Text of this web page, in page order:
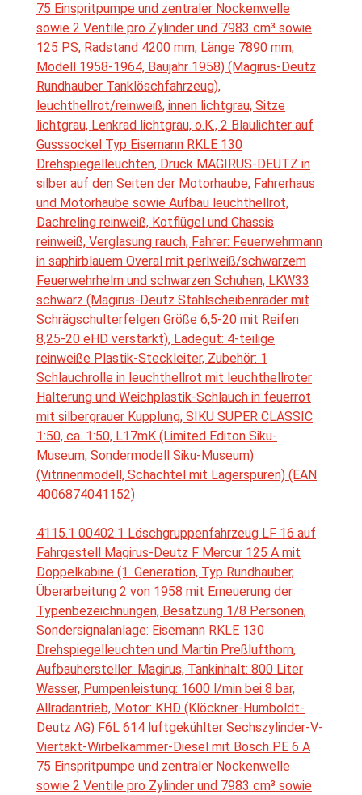
75 Einspritpumpe und zentraler Nockenwelle
sowie 2 Ventile pro Zylinder und 7983 cm³ sowie
125 PS, Radstand 4200 mm, Länge 7890 mm,
Modell 1958-1964, Baujahr 1958) (Magirus-Deutz
Rundhauber Tanklöschfahrzeug),
leuchthellrot/reinweiß, innen lichtgrau, Sitze
lichtgrau, Lenkrad lichtgrau, o.K., 2 Blaulichter auf
Gusssockel Typ Eisemann RKLE 130
Drehspiegelleuchten, Druck MAGIRUS-DEUTZ in
silber auf den Seiten der Motorhaube, Fahrerhaus
und Motorhaube sowie Aufbau leuchthellrot,
Dachreling reinweiß, Kotflügel und Chassis
reinweiß, Verglasung rauch, Fahrer: Feuerwehrmann
in saphirblauem Overal mit perlweiß/schwarzem
Feuerwehrhelm und schwarzen Schuhen, LKW33
schwarz (Magirus-Deutz Stahlscheibenräder mit
Schrägschulterfelgen Größe 6,5-20 mit Reifen
8,25-20 eHD verstärkt), Ladegut: 4-teilige
reinweiße Plastik-Steckleiter, Zubehör: 1
Schlauchrolle in leuchthellrot mit leuchthellroter
Halterung und Weichplastik-Schlauch in feuerrot
mit silbergrauer Kupplung, SIKU SUPER CLASSIC
1:50, ca. 1:50, L17mK (Limited Editon Siku-
Museum, Sondermodell Siku-Museum)
(Vitrinenmodell, Schachtel mit Lagerspuren) (EAN
4006874041152)
4115.1 00402.1 Löschgruppenfahrzeug LF 16 auf
Fahrgestell Magirus-Deutz F Mercur 125 A mit
Doppelkabine (1. Generation, Typ Rundhauber,
Überarbeitung 2 von 1958 mit Erneuerung der
Typenbezeichnungen, Besatzung 1/8 Personen,
Sondersignalanlage: Eisemann RKLE 130
Drehspiegelleuchten und Martin Preßlufthorn,
Aufbauhersteller: Magirus, Tankinhalt: 800 Liter
Wasser, Pumpenleistung: 1600 l/min bei 8 bar,
Allradantrieb, Motor: KHD (Klöckner-Humboldt-
Deutz AG) F6L 614 luftgekühlter Sechszylinder-V-
Viertakt-Wirbelkammer-Diesel mit Bosch PE 6 A
75 Einspritpumpe und zentraler Nockenwelle
sowie 2 Ventile pro Zylinder und 7983 cm³ sowie